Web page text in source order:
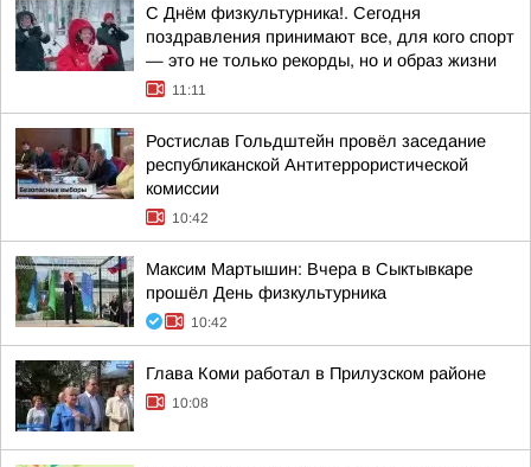
С Днём физкультурника!. Сегодня
поздравления принимают все, для кого спорт
— это не только рекорды, но и образ жизни
11:11
Ростислав Гольдштейн провёл заседание
республиканской Антитеррористической
комиссии
10:42
Максим Мартышин: Вчера в Сыктывкаре
прошёл День физкультурника
10:42
Глава Коми работал в Прилузском районе
10:08